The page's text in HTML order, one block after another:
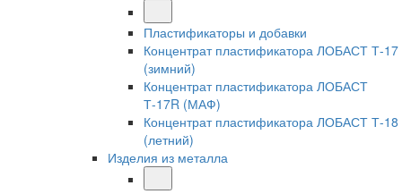
Пластификаторы и добавки
Концентрат пластификатора ЛОБАСТ Т-17
(зимний)
Концентрат пластификатора ЛОБАСТ
Т-17R (МАФ)
Концентрат пластификатора ЛОБАСТ Т-18
(летний)
Изделия из металла